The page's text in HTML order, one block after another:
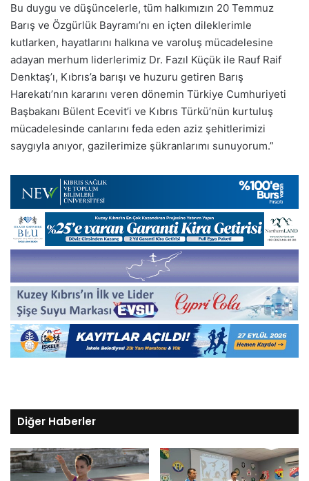
Bu duygu ve düşüncelerle, tüm halkımızın 20 Temmuz
Barış ve Özgürlük Bayramı’nı en içten dileklerimle
kutlarken, hayatlarını halkına ve varoluş mücadelesine
adayan merhum liderlerimiz Dr. Fazıl Küçük ile Rauf Raif
Denktaş’ı, Kıbrıs’a barışı ve huzuru getiren Barış
Harekatı’nın kararını veren dönemin Türkiye Cumhuriyeti
Başbakanı Bülent Ecevit’i ve Kıbrıs Türkü’nün kurtuluş
mücadelesinde canlarını feda eden aziz şehitlerimizi
saygıyla anıyor, gazilerimize şükranlarımı sunuyorum.”
Diğer Haberler